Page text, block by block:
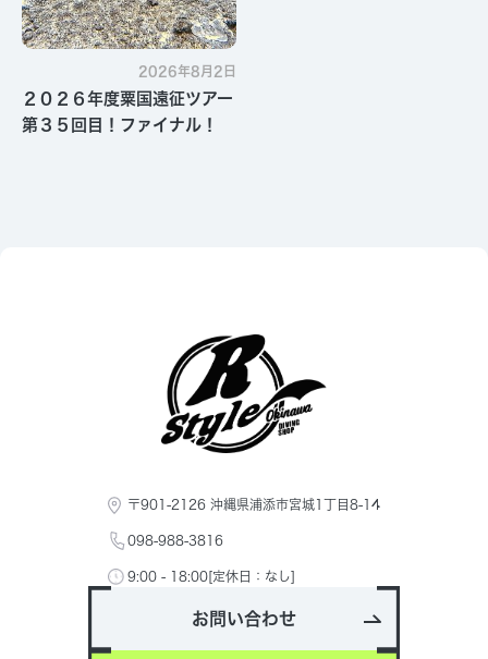
2026年8月2日
２０２６年度粟国遠征ツアー
第３５回目！ファイナル！
〒901-2126 沖縄県浦添市宮城1丁目8-14
098-988-3816
9:00 - 18:00[定休日：なし]
お問い合わせ